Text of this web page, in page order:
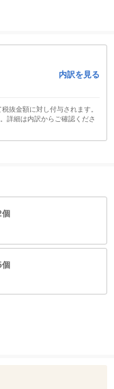
内訳を見る
抜金額に対し付与されます。
詳細は内訳からご確認くださ